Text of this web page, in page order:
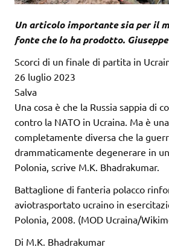
Un articolo importante sia per il
fonte che lo ha prodotto.
Scorci di un finale di partita in
26 luglio 2023
Salva
Una cosa è che la Russia sappia di
contro la NATO in Ucraina. Ma è
completamente diversa che la
drammaticamente degenerare in
Polonia, scrive M.K. Bhadrakumar.
Battaglione di fanteria polacco
aviotrasportato ucraino in
Polonia, 2008. (MOD Ucraina/
Di M.K. Bhadrakumar